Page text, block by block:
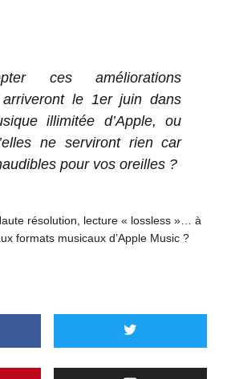
ces améliorations
le 1er juin dans
illimitée d’Apple, ou
ne serviront rien car
pour vos oreilles ?
résolution, lecture « lossless »… à
formats musicaux d’Apple Music ?